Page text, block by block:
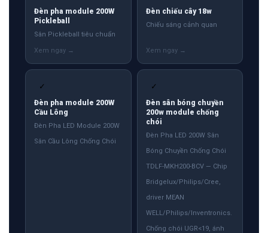
Đèn pha module 200W
Pickleball
Sân Pickleball tiêu chuẩn
Đèn chiếu cây 18w
Chiếu sáng cảnh quan
✓
Đèn pha module 200W
Cầu Lông
Đèn Pha LED Module 200W
Sân Cầu Lông Chống Chói
✓
Đèn sân bóng chuyền
200w module chống
chói
Đèn Pha LED 200W Sân
Bóng Chuyền Chống Chói
TDLF-MKH200-BCV — Chip
Bridgelux/Philips/Cree,
driver MEAN
WELL/Philips/Inventronics.
Chống chói UGR<19, ánh